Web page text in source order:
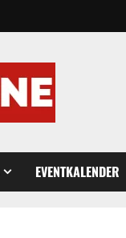
EVENTKALENDER